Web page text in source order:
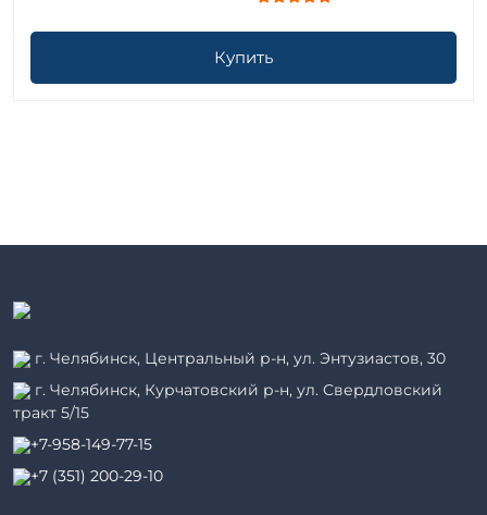
Купить
г. Челябинск, Центральный р-н, ул. Энтузиастов, 30
г. Челябинск, Курчатовский р-н, ул. Свердловский
тракт 5/15
+7-958-149-77-15
+7 (351) 200-29-10